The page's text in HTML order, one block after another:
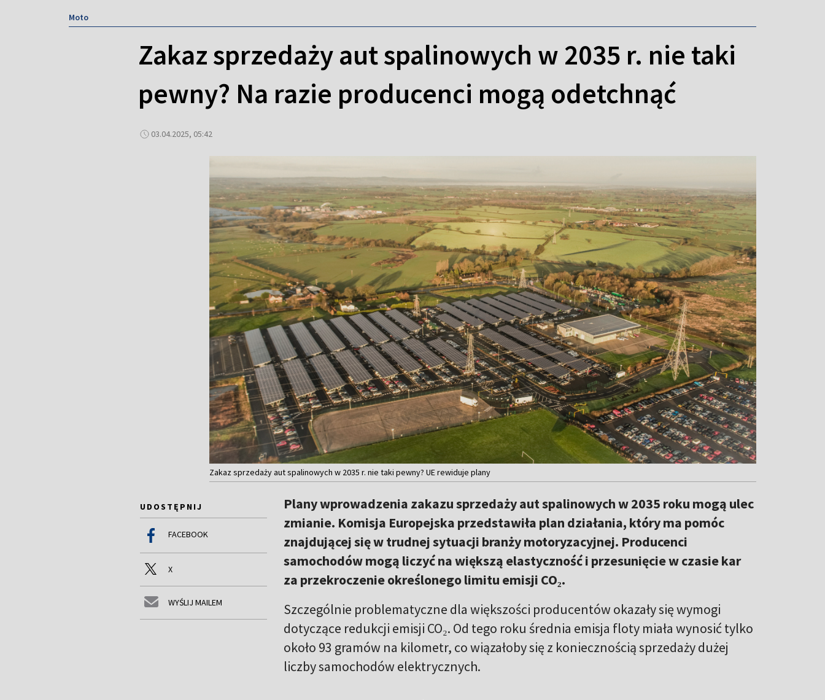
Moto
Zakaz sprzedaży aut spalinowych w 2035 r. nie taki
pewny? Na razie producenci mogą odetchnąć
03.04.2025, 05:42
Zakaz sprzedaży aut spalinowych w 2035 r. nie taki pewny? UE rewiduje plany
UDOSTĘPNIJ
FACEBOOK
X
WYŚLIJ MAILEM
Plany wprowadzenia zakazu sprzedaży aut spalinowych w 2035 roku mogą ulec
zmianie. Komisja Europejska przedstawiła plan działania, który ma pomóc
znajdującej się w trudnej sytuacji branży motoryzacyjnej. Producenci
samochodów mogą liczyć na większą elastyczność i przesunięcie w czasie kar
za przekroczenie określonego limitu emisji CO₂.
Szczególnie problematyczne dla większości producentów okazały się wymogi
dotyczące redukcji emisji CO₂. Od tego roku średnia emisja floty miała wynosić tylko
około 93 gramów na kilometr, co wiązałoby się z koniecznością sprzedaży dużej
liczby samochodów elektrycznych.